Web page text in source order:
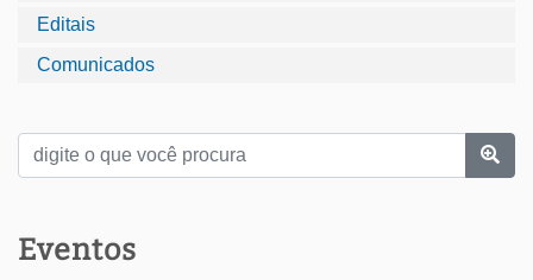
Editais
Comunicados
Eventos